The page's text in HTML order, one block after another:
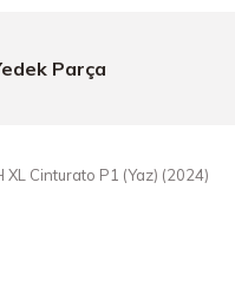
Parça
Cinturato P1 (Yaz) (2024)